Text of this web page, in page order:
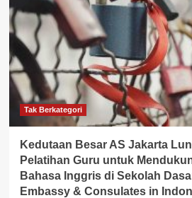
Luncurkan
Program
Pelatihan
Guru
untuk
Mendukung
Pendidikan
Bahasa
Inggris
di
Dasar
Indonesia
–
U.S.
Tak Berkategori
Kedutaan Besar AS Jakarta
Pelatihan Guru untuk
Bahasa Inggris di Sekolah
Embassy & Consulates in